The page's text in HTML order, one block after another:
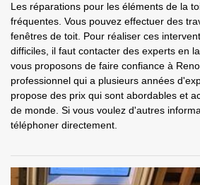
Les réparations pour les éléments de la
fréquentes. Vous pouvez effectuer des
fenêtres de toit. Pour réaliser ces
difficiles, il faut contacter des experts en
vous proposons de faire confiance à
professionnel qui a plusieurs années
propose des prix qui sont abordables et
de monde. Si vous voulez d'autres
téléphoner directement.